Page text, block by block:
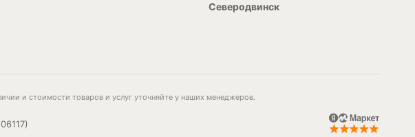
Северодвинск
и стоимости товаров и услуг уточняйте у наших менеджеров.
)